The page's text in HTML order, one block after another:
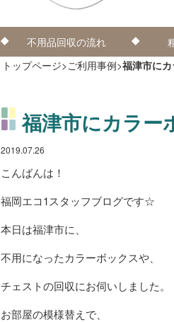
不用品回収の流れ
トップページ>ご利用事例>福津市に
福津市にカラー
2019.07.26
こんばんは！
福岡エコ1スタッフブログです☆
本日は福津市に、
不用になったカラーボックスや、
チェストの回収にお伺いしました。
お部屋の模様替えで、